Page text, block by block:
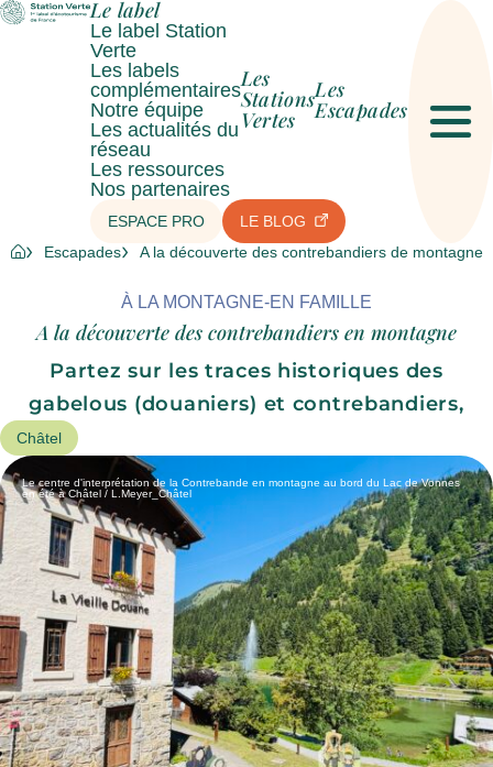
Le label
Le label Station
Verte
Les labels
complémentaires
Notre équipe
Les actualités du
réseau
Les ressources
Nos partenaires
Les
Stations
Vertes
Les
Escapades
ESPACE PRO LE BLOG
Escapades A la découverte des contrebandiers de montagne
À LA MONTAGNE EN FAMILLE
A la découverte des contrebandiers en montagne
Partez sur les traces historiques des
gabelous (douaniers) et contrebandiers,
Châtel
Le centre d'interprétation de la Contrebande en montagne au bord du Lac de Vonnes
en été à Châtel / L.Meyer_Châtel